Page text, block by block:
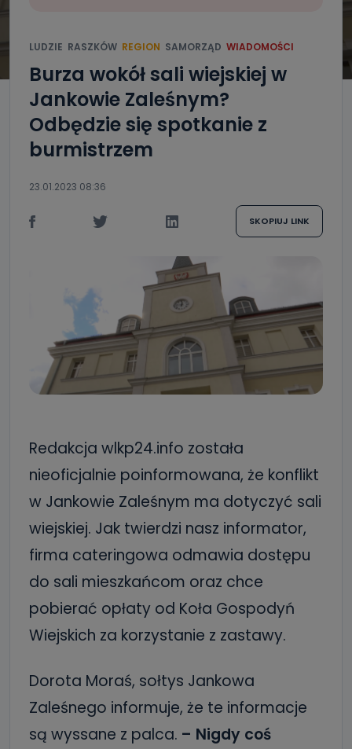
LUDZIE RASZKÓW REGION SAMORZĄD WIADOMOŚCI
Burza wokół sali wiejskiej w
Jankowie Zaleśnym?
Odbędzie się spotkanie z
burmistrzem
23.01.2023 08:36
SKOPIUJ LINK
Redakcja wlkp24.info została
nieoficjalnie poinformowana, że konflikt
w Jankowie Zaleśnym ma dotyczyć sali
wiejskiej. Jak twierdzi nasz informator,
firma cateringowa odmawia dostępu
do sali mieszkańcom oraz chce
pobierać opłaty od Koła Gospodyń
Wiejskich za korzystanie z zastawy.
Dorota Moraś, sołtys Jankowa
Zaleśnego informuje, że te informacje
są wyssane z palca. – Nigdy coś